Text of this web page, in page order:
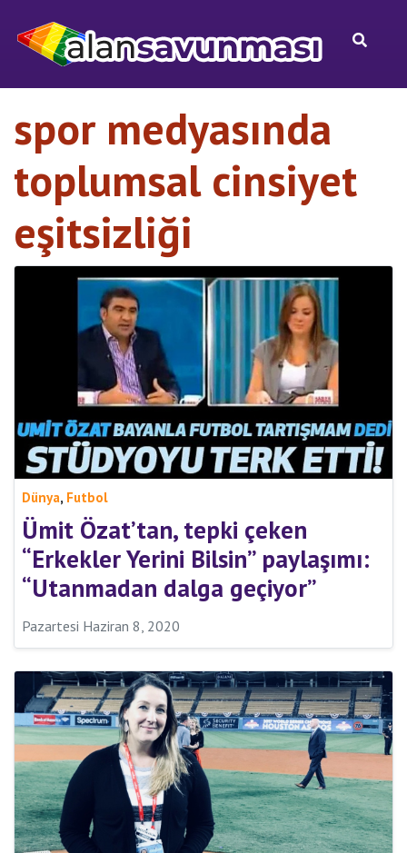
spor medyasında
toplumsal cinsiyet
eşitsizliği
Dünya, Futbol
Ümit Özat’tan, tepki çeken
“Erkekler Yerini Bilsin” paylaşımı:
“Utanmadan dalga geçiyor”
Pazartesi Haziran 8, 2020